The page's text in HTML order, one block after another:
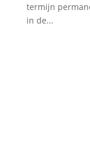
termijn
in de...